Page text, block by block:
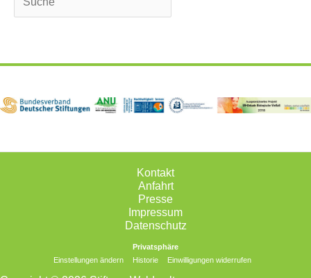
Kontakt
Anfahrt
Presse
Impressum
Datenschutz
Privatsphäre
Einstellungen ändern
Historie Einwilligungen widerrufen